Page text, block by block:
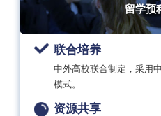
留学预
联合培养
中外高校联合制定，采用
模式。
资源共享